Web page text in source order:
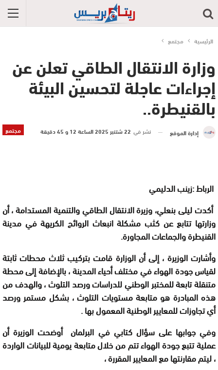
الرئيسية مجتمع
وزارة الانتقال الطاقي تعلن عن
إجراءات عاجلة لتحسين البيئة
بالقنيطرة..
مجتمع إدارة الموقع نشر في 22 شتنبر 2025 الساعة 12 و 45 دقيقة
الرباط :زينب الدليمي
أكدت ليلى بنعلي، وزيرة الانتقال الطاقي والتنمية المستدامة، أن
وزارتها تتابع عن كثب مشكلة انبعاث الروائح الكريهة في مدينة
القنيطرة والجماعات المجاورة.
وأشارتالوزيرة ، إلى أن الوزارة قامت بتركيب ثلاث محطات ثابتة
لقياس جودة الهواء في مختلف أحياء المدينة، بالإضافة إلى محطة
متنقلة تابعة للمختبر الوطني للدراسات ورصد التلوث، والهدف من
هذه المبادرة هو متابعة مستويات التلوث،بشكل مستمر ورصد
أي تجاوزات للمعايير الوطنية المعمول بها.
وفي جوابها على سؤال كتابي في البرلمان أوضحت الوزيرة أن
عملية تتبع جودة الهواء تتم من خلال متابعة يومية للبيانات الواردة
، ليتم مقارنتها مع المعايير المقررة،